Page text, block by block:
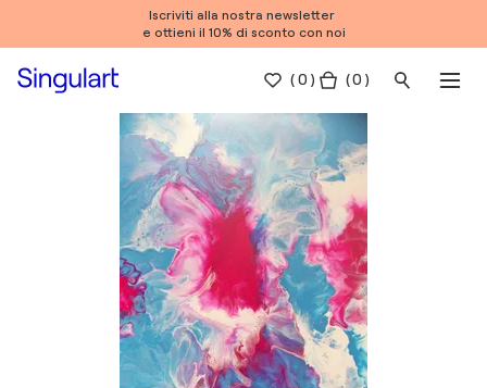
Iscriviti alla nostra newsletter
e ottieni il 10% di sconto con noi
(0 ) ( 0 )